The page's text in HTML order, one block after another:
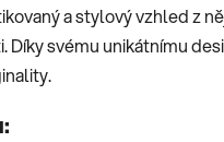
a stylový vzhled z
Díky svému unikátnímu